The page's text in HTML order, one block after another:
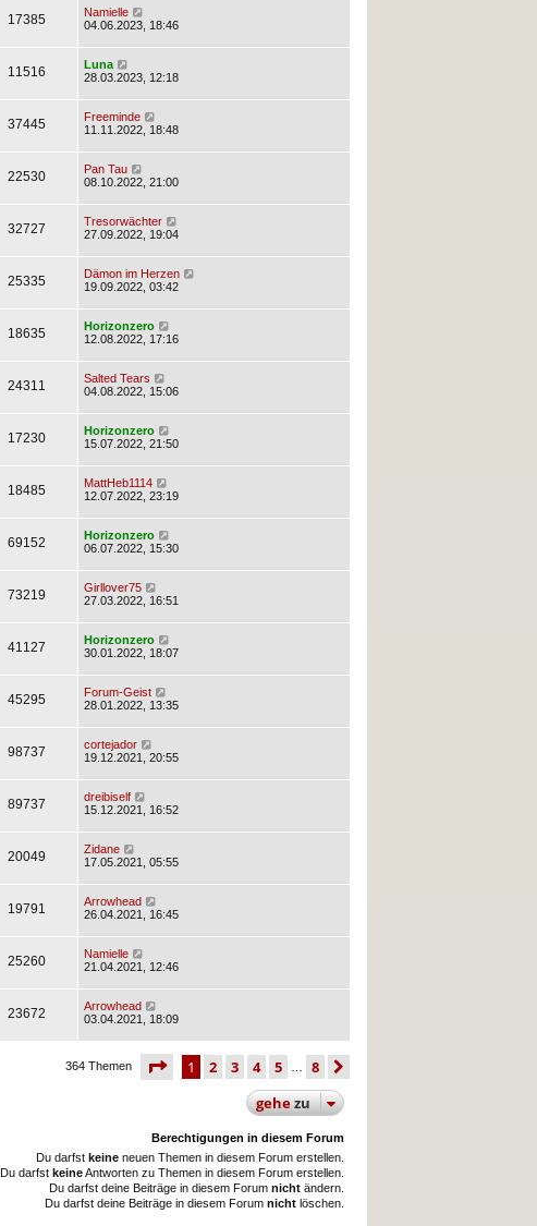
17385
Namielle
04.06.2023, 18:46
11516
Luna
28.03.2023, 12:18
37445
Freeminde
11.11.2022, 18:48
22530
Pan Tau
08.10.2022, 21:00
32727
Tresorwächter
27.09.2022, 19:04
25335
Dämon im Herzen
19.09.2022, 03:42
18635
Horizonzero
12.08.2022, 17:16
24311
Salted Tears
04.08.2022, 15:06
17230
Horizonzero
15.07.2022, 21:50
18485
MattHeb1114
12.07.2022, 23:19
69152
Horizonzero
06.07.2022, 15:30
73219
Girllover75
27.03.2022, 16:51
41127
Horizonzero
30.01.2022, 18:07
45295
Forum-Geist
28.01.2022, 13:35
98737
cortejador
19.12.2021, 20:55
89737
dreibiself
15.12.2021, 16:52
20049
Zidane
17.05.2021, 05:55
19791
Arrowhead
26.04.2021, 16:45
25260
Namielle
21.04.2021, 12:46
23672
Arrowhead
03.04.2021, 18:09
364 Themen seite 1 von 8
1 2 3 4 5 8
gehezu
Berechtigungen in diesem Forum
Du darfst keine neuen Themen in diesem Forum erstellen.
Du darfst keineAntworten zu Themen in diesem Forum erstellen.
Du darfst deine Beiträge in diesem Forum nicht ändern.
Du darfst deine Beiträge in diesem Forum nicht löschen.